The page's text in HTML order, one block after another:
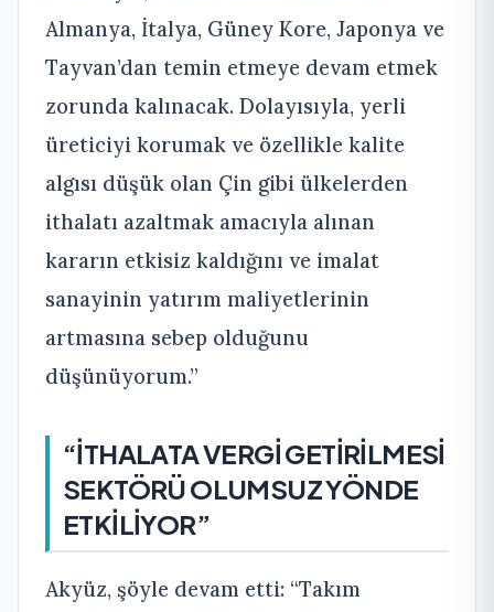
Almanya, İtalya, Güney Kore, Japonya ve
Tayvan’dan temin etmeye devam etmek
zorunda kalınacak. Dolayısıyla, yerli
üreticiyi korumak ve özellikle kalite
algısı düşük olan Çin gibi ülkelerden
ithalatı azaltmak amacıyla alınan
kararın etkisiz kaldığını ve imalat
sanayinin yatırım maliyetlerinin
artmasına sebep olduğunu
düşünüyorum.”
“İTHALATA VERGİ GETİRİLMESİ
SEKTÖRÜ OLUMSUZ YÖNDE
ETKİLİYOR”
Akyüz, şöyle devam etti: “Takım